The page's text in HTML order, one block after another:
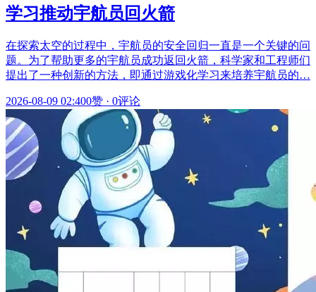
学习推动宇航员回火箭
在探索太空的过程中，宇航员的安全回归一直是一个关键的问
题。为了帮助更多的宇航员成功返回火箭，科学家和工程师们
提出了一种创新的方法，即通过游戏化学习来培养宇航员的…
2026-08-09 02:400赞 · 0评论